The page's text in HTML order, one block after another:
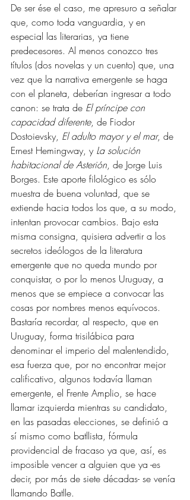
De ser ése el caso, me apresuro a señalar
que, como toda vanguardia, y en
especial las literarias, ya tiene
predecesores. Al menos conozco tres
títulos (dos novelas y un cuento) que, una
vez que la narrativa emergente se haga
con el planeta, deberían ingresar a todo
canon: se trata de El príncipe con
capacidad diferente, de Fiodor
Dostoievsky, El adulto mayor y el mar, de
Ernest Hemingway, y La solución
habitacional de Asterión, de Jorge Luis
Borges. Este aporte filológico es sólo
muestra de buena voluntad, que se
extiende hacia todos los que, a su modo,
intentan provocar cambios. Bajo esta
misma consigna, quisiera advertir a los
secretos ideólogos de la literatura
emergente que no queda mundo por
conquistar, o por lo menos Uruguay, a
menos que se empiece a convocar las
cosas por nombres menos equívocos.
Bastaría recordar, al respecto, que en
Uruguay, forma trisilábica para
denominar el imperio del malentendido,
esa fuerza que, por no encontrar mejor
calificativo, algunos todavía llaman
emergente, el Frente Amplio, se hace
llamar izquierda mientras su candidato,
en las pasadas elecciones, se definió a
sí mismo como batllista, fórmula
providencial de fracaso ya que, así, es
imposible vencer a alguien que ya -es
decir, por más de siete décadas- se venía
llamando Batlle.